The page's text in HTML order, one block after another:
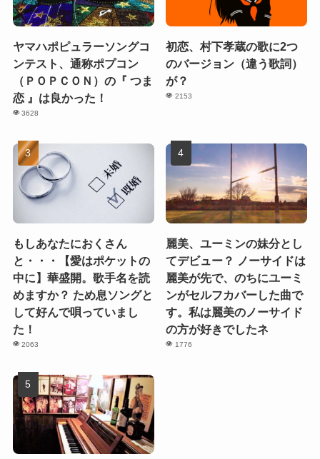
ヤマハポピュラーソングコ
ンテスト、通称ポプコン
（ＰＯＰＣＯＮ）の『 つま
恋 』は良かった！
3628
初恋、村下孝蔵の歌に2つ
のバージョン（違う歌詞）
が？
2153
もしあなたにおくさん
と・・・【愛はポケットの
中に】華盛開。歌手名を読
めますか？ ため息ソングと
して好んで唄っていまし
た！
2063
麗美、ユーミンの妹分とし
てデビュー？ ノーサイドは
麗美が先で、のちにユーミ
ンがセルフカバーした曲で
す。私は麗美のノーサイド
の方が好きでしたネ
1776